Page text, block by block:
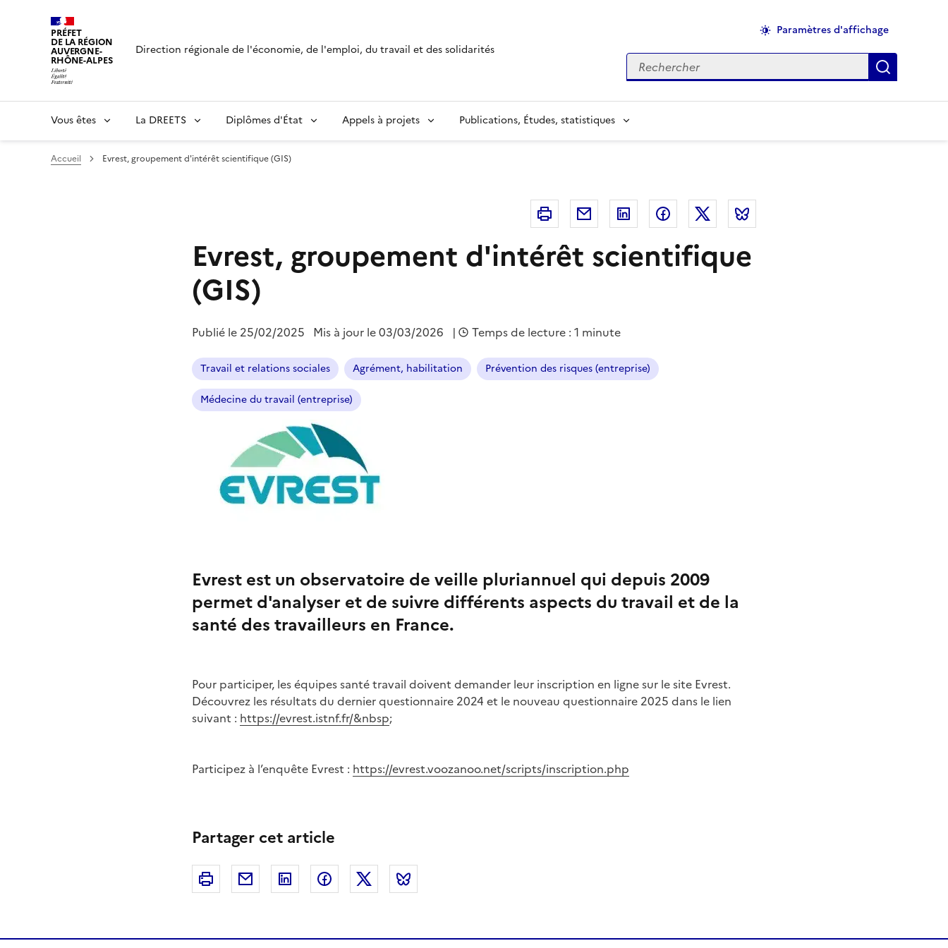
PRÉFET
DE LA RÉGION
AUVERGNE-
RHÔNE-ALPES
Direction régionale de l'économie, de l'emploi, du travail et des solidarités
Paramètres d'affichage
Rechercher
Vous êtes La DREETS Diplômes d'État Appels à projets Publications, Études, statistiques
Accueil Evrest, groupement d'intérêt scientifique (GIS)
Imprimer Courriel Linkedin FacebookTwitter
Evrest, groupement d'intérêt scientifique
(GIS)
Publié le 25/02/2025 Mis à jour le 03/03/2026 | Temps de lecture : 1 minute
Travail et relations sociales Agrément, habilitation Prévention des risques (entreprise)
Médecine du travail (entreprise)
Evrest est un observatoire de veille pluriannuel qui depuis 2009
permet d'analyser et de suivre différents aspects du travail et de la
santé des travailleurs en France.
Pour participer, les équipes santé travail doivent demander leur inscription en ligne sur le site Evrest.
Découvrez les résultats du dernier questionnaire 2024 et le nouveau questionnaire 2025 dans le lien
suivant : https://evrest.istnf.fr/&nbsp;
Participez à l’enquête Evrest : https://evrest.voozanoo.net/scripts/inscription.php
Partager cet article
Imprimer Courriel Linkedin FacebookTwitter